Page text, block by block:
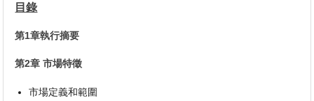
目錄
第1章執行摘要
第2章 市場特徵
市場定義和範圍